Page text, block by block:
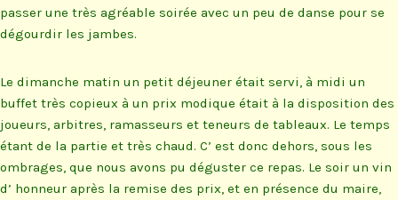
passer une très agréable soirée avec un peu de danse pour se
dégourdir les jambes.
Le dimanche matin un petit déjeuner était servi, à midi un
buffet très copieux à un prix modique était à la disposition des
joueurs, arbitres, ramasseurs et teneurs de tableaux. Le temps
étant de la partie et très chaud. C’ est donc dehors, sous les
ombrages, que nous avons pu déguster ce repas. Le soir un vin
d’ honneur après la remise des prix, et en présence du maire,